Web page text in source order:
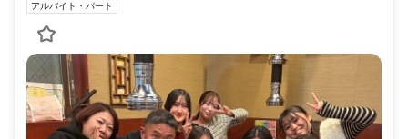
アルバイト・パート